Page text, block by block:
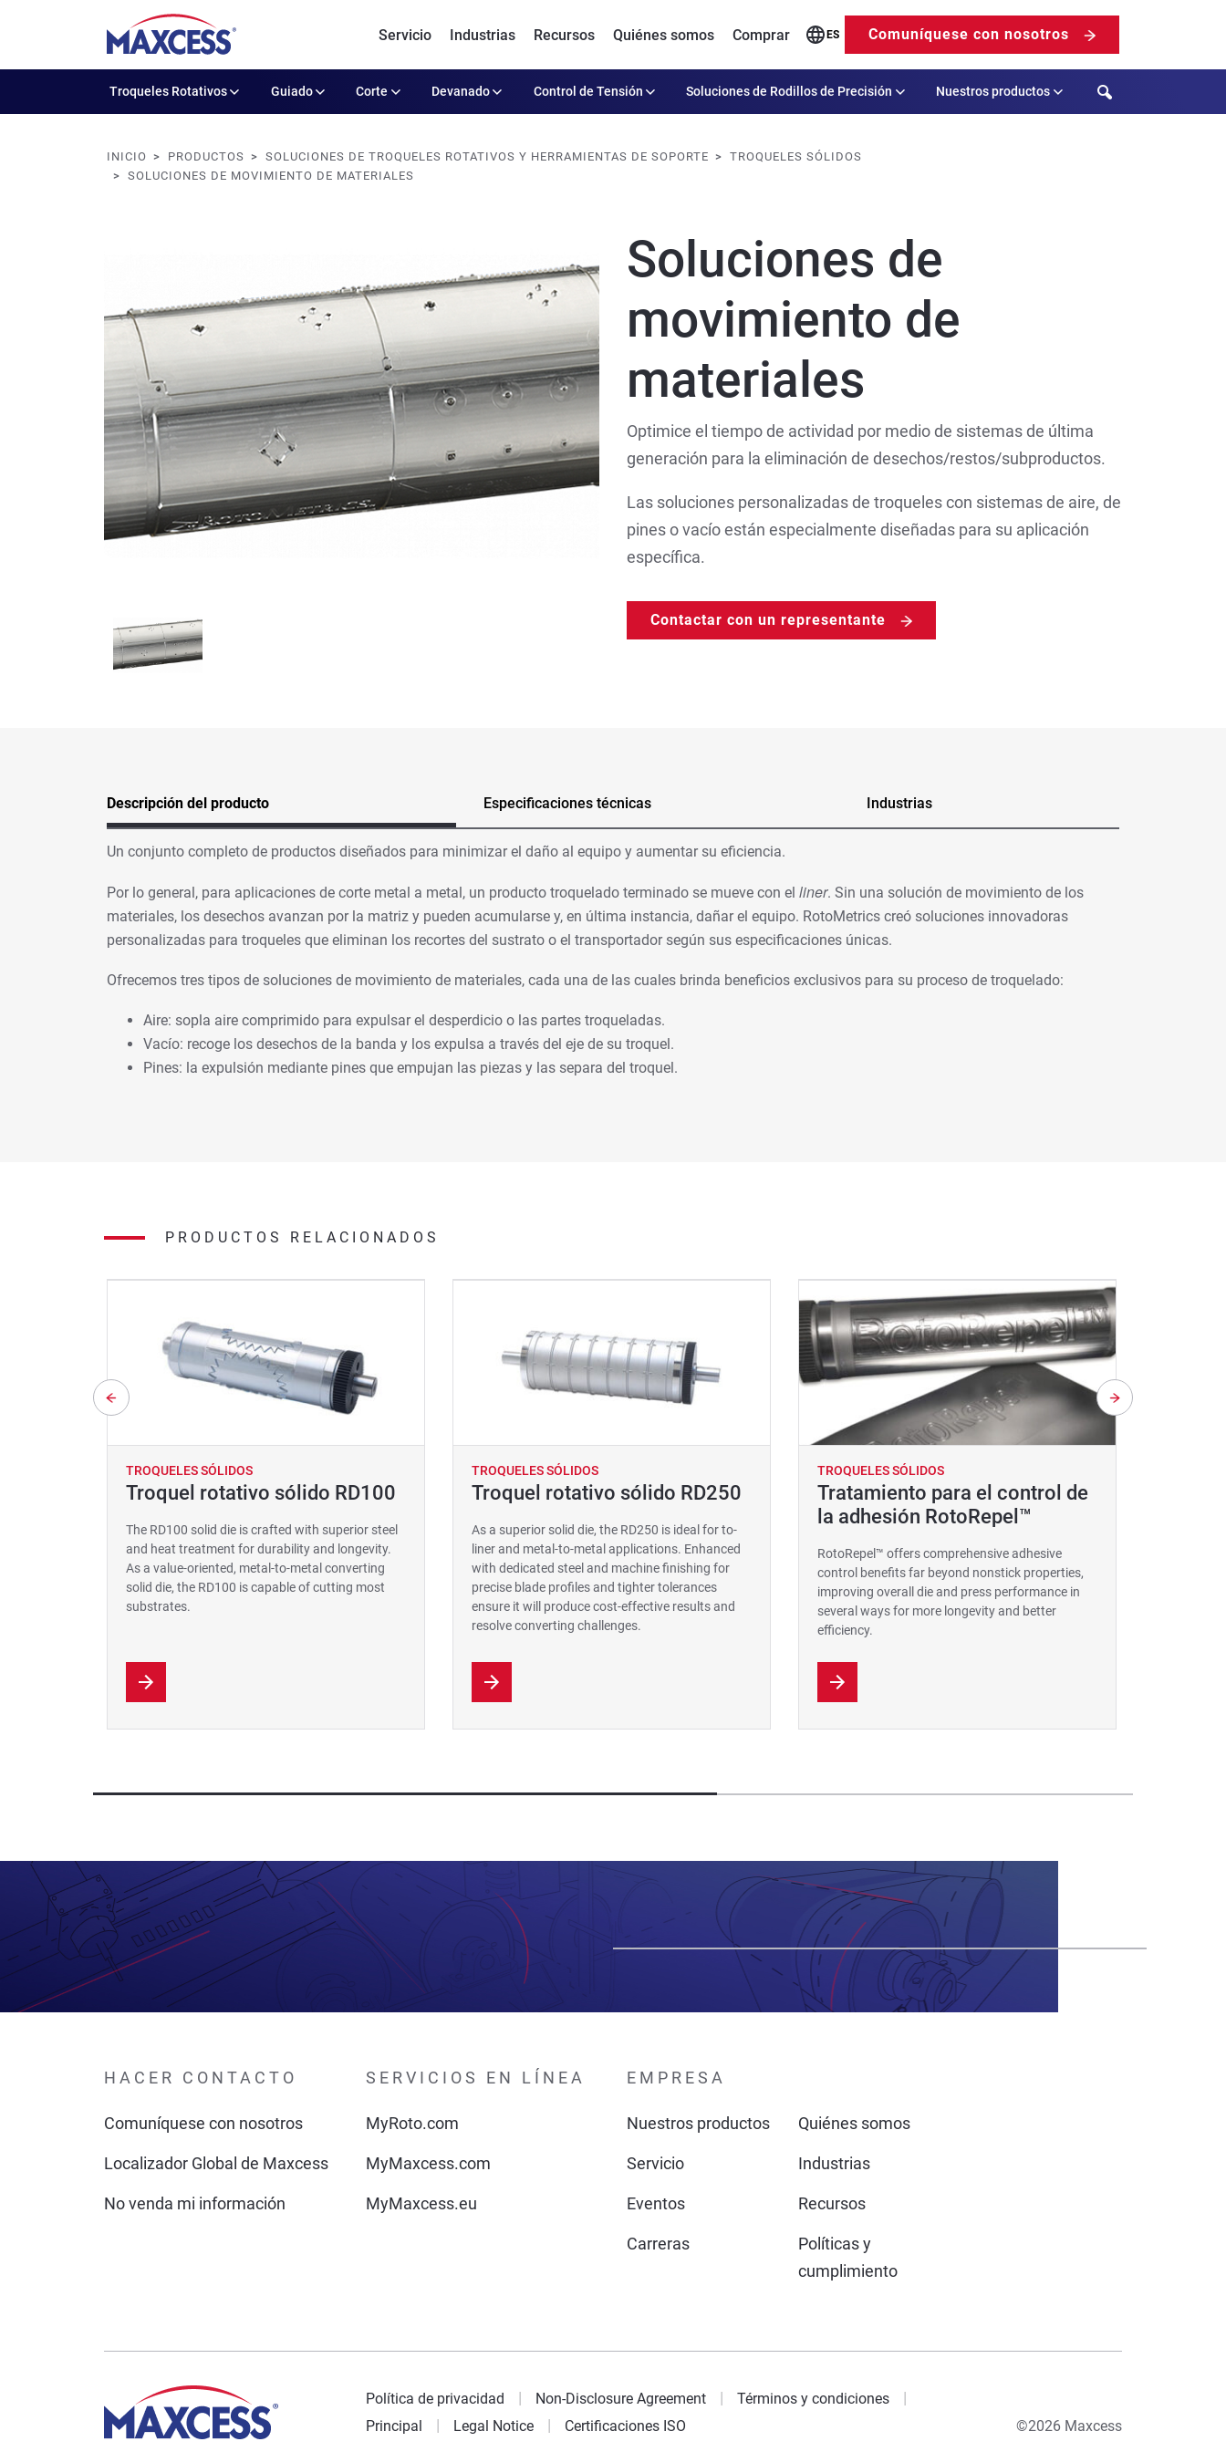
Servicio Industrias Recursos Quiénes somos Comprar ES Comuníquese con nosotros
Troqueles Rotativos Guiado Corte Devanado Control de Tensión Soluciones de Rodillos de Precisión Nuestros productos Search
INICIO PRODUCTOS SOLUCIONES DE TROQUELES ROTATIVOS Y HERRAMIENTAS DE SOPORTE
TROQUELES SÓLIDOS
SOLUCIONES DE MOVIMIENTO DE MATERIALES
Soluciones de
movimiento de
materiales
Optimice el tiempo de actividad por medio de sistemas de última
generación para la eliminación de desechos/restos/subproductos.
Las soluciones personalizadas de troqueles con sistemas de aire, de
pines o vacío están especialmente diseñadas para su aplicación
específica.
Contactar con un representante
Descripción del producto Especificaciones técnicas Industrias
Un conjunto completo de productos diseñados para minimizar el daño al equipo y aumentar su eficiencia.
Por lo general, para aplicaciones de corte metal a metal, un producto troquelado terminado se mueve con el liner. Sin una solución de movimiento de los
materiales, los desechos avanzan por la matriz y pueden acumularse y, en última instancia, dañar el equipo. RotoMetrics creó soluciones innovadoras
personalizadas para troqueles que eliminan los recortes del sustrato o el transportador según sus especificaciones únicas.
Ofrecemos tres tipos de soluciones de movimiento de materiales, cada una de las cuales brinda beneficios exclusivos para su proceso de troquelado:
Aire: sopla aire comprimido para expulsar el desperdicio o las partes troqueladas.
Vacío: recoge los desechos de la banda y los expulsa a través del eje de su troquel.
Pines: la expulsión mediante pines que empujan las piezas y las separa del troquel.
PRODUCTOS RELACIONADOS
TROQUELES SÓLIDOS
Troquel rotativo sólido RD100
The RD100 solid die is crafted with superior steel
and heat treatment for durability and longevity.
As a value-oriented, metal-to-metal converting
solid die, the RD100 is capable of cutting most
substrates.
TROQUELES SÓLIDOS
Troquel rotativo sólido RD250
As a superior solid die, the RD250 is ideal for to-
liner and metal-to-metal applications. Enhanced
with dedicated steel and machine finishing for
precise blade profiles and tighter tolerances
ensure it will produce cost-effective results and
resolve converting challenges.
TROQUELES SÓLIDOS
Tratamiento para el control de
la adhesión RotoRepel™
RotoRepel™ offers comprehensive adhesive
control benefits far beyond nonstick properties,
improving overall die and press performance in
several ways for more longevity and better
efficiency.
HACER CONTACTO
Comuníquese con nosotros
Localizador Global de Maxcess
No venda mi información
SERVICIOS EN LÍNEA
MyRoto.com
MyMaxcess.com
MyMaxcess.eu
EMPRESA
Nuestros productos Quiénes somos
Servicio Industrias
Eventos Recursos
Carreras
Políticas y
cumplimiento
Política de privacidad Non-Disclosure Agreement
Términos y condiciones
Principal
Legal Notice Certificaciones ISO ©2026 Maxcess